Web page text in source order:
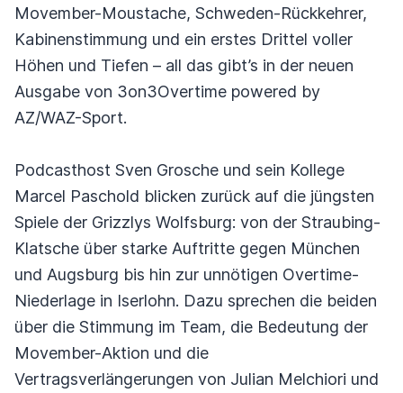
Movember-Moustache, Schweden-Rückkehrer,
Kabinenstimmung und ein erstes Drittel voller
Höhen und Tiefen – all das gibt’s in der neuen
Ausgabe von 3on3Overtime powered by
AZ/WAZ-Sport.
Podcasthost Sven Grosche und sein Kollege
Marcel Paschold blicken zurück auf die jüngsten
Spiele der Grizzlys Wolfsburg: von der Straubing-
Klatsche über starke Auftritte gegen München
und Augsburg bis hin zur unnötigen Overtime-
Niederlage in Iserlohn. Dazu sprechen die beiden
über die Stimmung im Team, die Bedeutung der
Movember-Aktion und die
Vertragsverlängerungen von Julian Melchiori und